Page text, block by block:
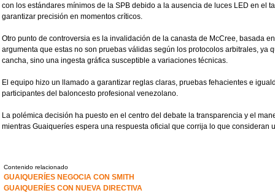
con los estándares mínimos de la SPB debido a la ausencia de luces LED en el
garantizar precisión en momentos críticos.
Otro punto de controversia es la invalidación de la canasta de McCree, basada
argumenta que estas no son pruebas válidas según los protocolos arbitrales, ya
cancha, sino una ingesta gráfica susceptible a variaciones técnicas.
El equipo hizo un llamado a garantizar reglas claras, pruebas fehacientes e
participantes del baloncesto profesional venezolano.
La polémica decisión ha puesto en el centro del debate la transparencia y el
mientras Guaiqueríes espera una respuesta oficial que corrija lo que consideran
Contenido relacionado
GUAIQUERÍES NEGOCIA CON SMITH
GUAIQUERÍES CON NUEVA DIRECTIVA